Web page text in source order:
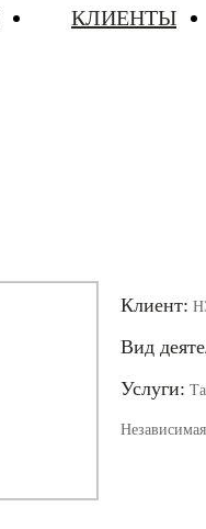
КЛИЕНТЫ
Клиент:
Вид
Услуги: